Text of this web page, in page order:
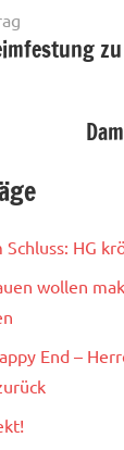
HG
wollen
End –